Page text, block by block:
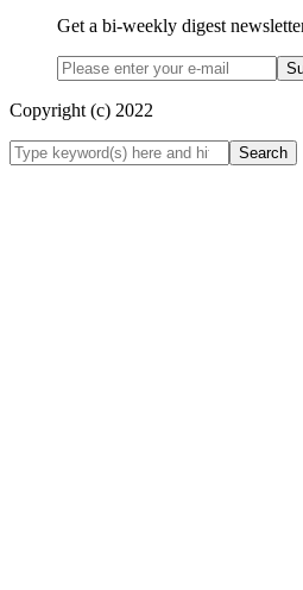
Get a bi-weekly digest
Copyright (c) 2022